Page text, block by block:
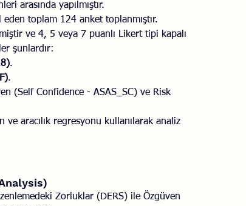
arasında yapılmıştır.
toplam 124 anket toplanmıştır.
ve 4, 5 veya 7 puanlı Likert tipi kapalı
şunlardır:
.
.
(Self Confidence - ASAS_SC) ve Risk
aracılık regresyonu kullanılarak analiz
Zorluklar (DERS) ile Özgüven